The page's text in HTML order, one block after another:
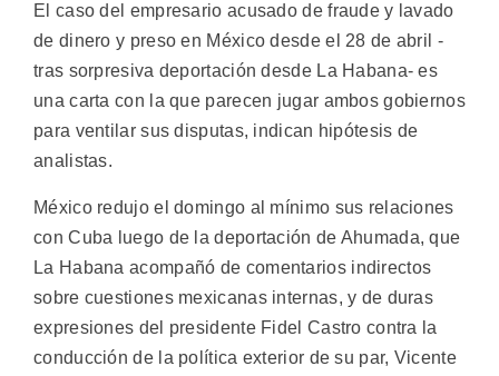
El caso del empresario acusado de fraude y lavado
de dinero y preso en México desde el 28 de abril -
tras sorpresiva deportación desde La Habana- es
una carta con la que parecen jugar ambos gobiernos
para ventilar sus disputas, indican hipótesis de
analistas.
México redujo el domingo al mínimo sus relaciones
con Cuba luego de la deportación de Ahumada, que
La Habana acompañó de comentarios indirectos
sobre cuestiones mexicanas internas, y de duras
expresiones del presidente Fidel Castro contra la
conducción de la política exterior de su par, Vicente